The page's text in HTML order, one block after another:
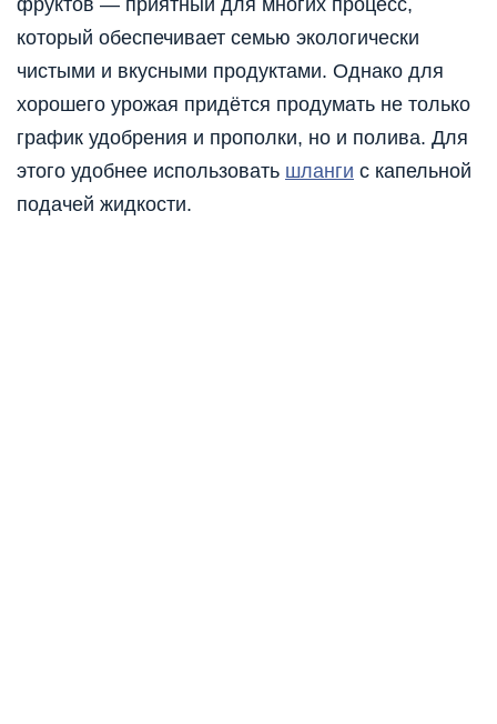
фруктов — приятный для многих процесс,
который обеспечивает семью экологически
чистыми и вкусными продуктами. Однако для
хорошего урожая придётся продумать не только
график удобрения и прополки, но и полива. Для
этого удобнее использовать шланги с капельной
подачей жидкости.